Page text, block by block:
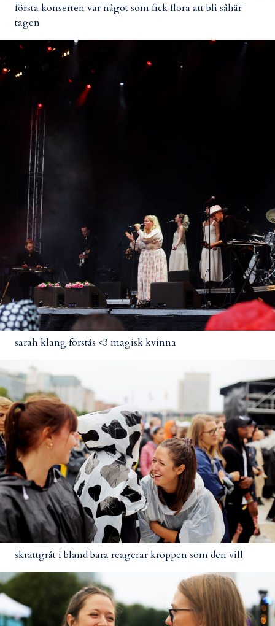
första konserten var något som fick flora att bli såhär
tagen
sarah klang förstås <3 magisk kvinna
skrattgråt i bland bara reagerar kroppen som den vill